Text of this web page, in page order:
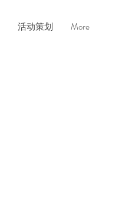
活动策划 More